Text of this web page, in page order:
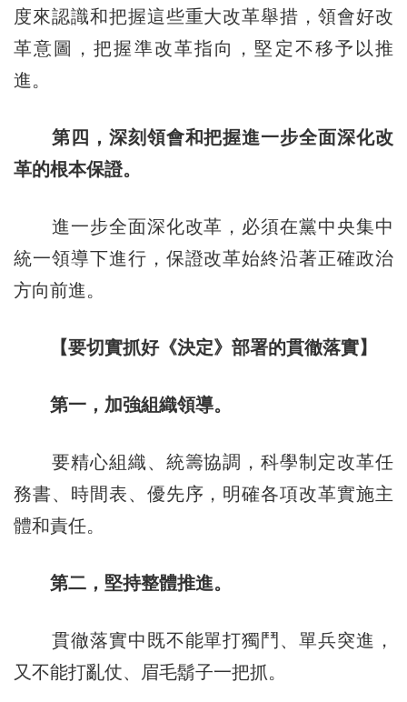
度來認識和把握這些重大改革舉措，領會好改
革意圖，把握準改革指向，堅定不移予以推
進。
第四，深刻領會和把握進一步全面深化改
革的根本保證。
進一步全面深化改革，必須在黨中央集中
統一領導下進行，保證改革始終沿著正確政治
方向前進。
【要切實抓好《決定》部署的貫徹落實】
第一，加強組織領導。
要精心組織、統籌協調，科學制定改革任
務書、時間表、優先序，明確各項改革實施主
體和責任。
第二，堅持整體推進。
貫徹落實中既不能單打獨鬥、單兵突進，
又不能打亂仗、眉毛鬍子一把抓。